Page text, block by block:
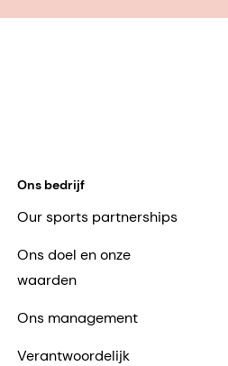
Ons bedrijf
Our sports partnerships
Ons doel en onze
waarden
Ons management
Verantwoordelijk